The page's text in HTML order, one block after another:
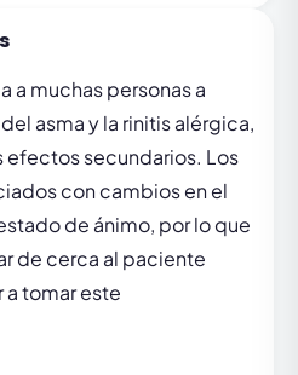
a muchas personas a
asma y la rinitis alérgica,
efectos secundarios. Los
con cambios en el
de ánimo, por lo que
de cerca al paciente
tomar este